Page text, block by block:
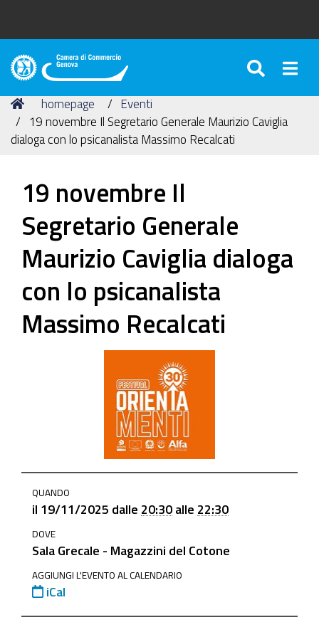
Camera
Commercio
di
Genova
Tu
sei
qui:
Home
homepage
Eventi
19 novembre Il Segretario Generale Maurizio Caviglia
dialoga con lo psicanalista Massimo Recalcati
19 novembre Il
Segretario Generale
Maurizio Caviglia dialoga
con lo psicanalista
Massimo Recalcati
homepage/events/19-
novembre-
incontro-
con-
lo-
psicanalista-
massimo-
QUANDO
il 19/11/2025 dalle 20:30 alle 22:30
DOVE
Sala Grecale - Magazzini del Cotone
AGGIUNGI L'EVENTO AL CALENDARIO
iCal